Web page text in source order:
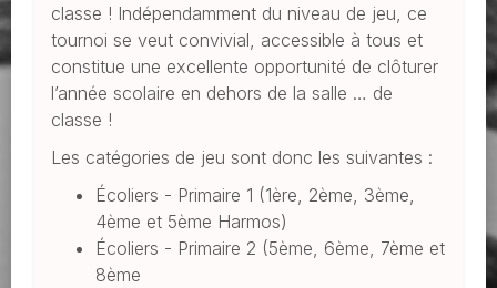
classe ! Indépendamment du niveau de jeu, ce
tournoi se veut convivial, accessible à tous et
constitue une excellente opportunité de clôturer
l’année scolaire en dehors de la salle … de
classe !
Les catégories de jeu sont donc les suivantes :
Écoliers - Primaire 1 (1ère, 2ème, 3ème,
4ème et 5ème Harmos)
Écoliers - Primaire 2 (5ème, 6ème, 7ème et
8ème